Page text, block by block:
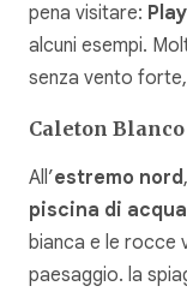
pena visitare:
alcuni esempi.
senza vento
Caleton Blanco
All’estremo nord
piscina di
bianca e le rocce
paesaggio. la